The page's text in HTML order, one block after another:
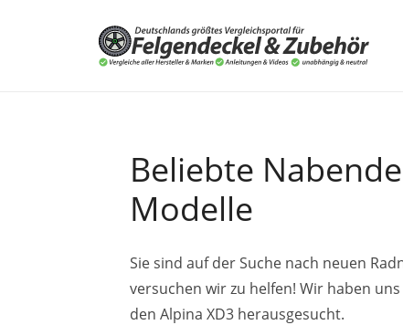
Beliebte
Modelle
Sie sind auf der Suche nach neuen
versuchen wir zu helfen! Wir haben
den Alpina XD3 herausgesucht.